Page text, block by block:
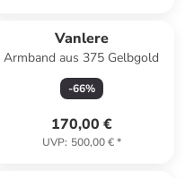
Vanlere
Armband aus 375 Gelbgold
-66%
170,00 €
UVP: 500,00 €*